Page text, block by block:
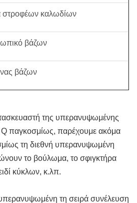
καλωδίων
βάζων
βάζων
3/4 UNC δεκαεξαδικού
nord-κλειδαριά
της υπερανυψωμένης
Q παγκοσμίως, παρέχουμε ακόμα
τη διεθνή υπερανυψωμένη
το βούλωμα, το σφιγκτήρα
κύκλων, κ.λπ.
τη σειρά συνέλευση